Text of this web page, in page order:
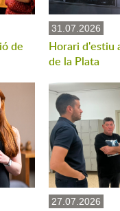
de
31.07.2026
Horari d'estiu
de la Plata
27.07.2026